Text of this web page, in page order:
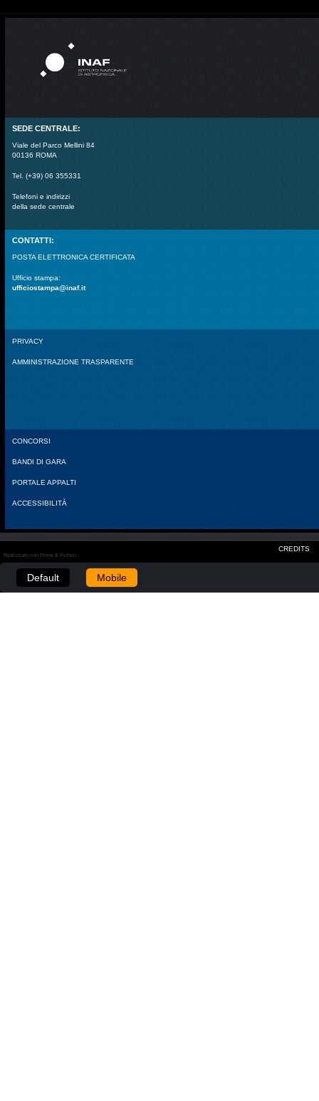
SEDE CENTRALE:
Viale del Parco Mellini 84
00136 ROMA
Tel. (+39) 06 355331
Telefoni e indirizzi
della sede centrale
CONTATTI:
POSTA ELETTRONICA CERTIFICATA
Ufficio stampa:
ufficiostampa@inaf.it
PRIVACY
AMMINISTRAZIONE TRASPARENTE
CONCORSI
BANDI DI GARA
PORTALE APPALTI
ACCESSIBILITÀ
CREDITS
Realizzato con Plone & Python
Default Mobile